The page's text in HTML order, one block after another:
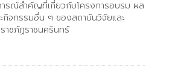
ารณ์สำคัญที่เกี่ยวกับโครงการอบรม ผล
กิจกรรมอื่น ๆ ของสถาบันวิจัยและ
ชภัฏราชนครินทร์